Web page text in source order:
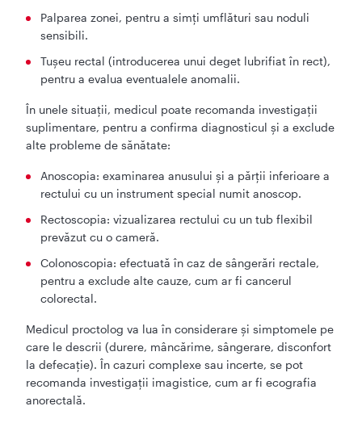
Palparea zonei, pentru a simți umflături sau noduli
sensibili.
Tușeu rectal (introducerea unui deget lubrifiat în rect),
pentru a evalua eventualele anomalii.
În unele situații, medicul poate recomanda investigații
suplimentare, pentru a confirma diagnosticul și a exclude
alte probleme de sănătate:
Anoscopia: examinarea anusului și a părții inferioare a
rectului cu un instrument special numit anoscop.
Rectoscopia: vizualizarea rectului cu un tub flexibil
prevăzut cu o cameră.
Colonoscopia: efectuată în caz de sângerări rectale,
pentru a exclude alte cauze, cum ar fi cancerul
colorectal.
Medicul proctolog va lua în considerare și simptomele pe
care le descrii (durere, mâncărime, sângerare, disconfort
la defecație). În cazuri complexe sau incerte, se pot
recomanda investigații imagistice, cum ar fi ecografia
anorectală.